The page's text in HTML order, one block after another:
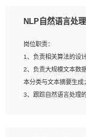
验的更佳；
3、熟悉数据库开发，
4、熟悉Python Wed
良好的文档编写能力）
5、沟通表达能力强，
NLP自然语言处理
岗位职责：
1、负责相关算法的设
2、负责大规模文本数
本分类与文本摘要生成；
3、跟踪自然语言处理